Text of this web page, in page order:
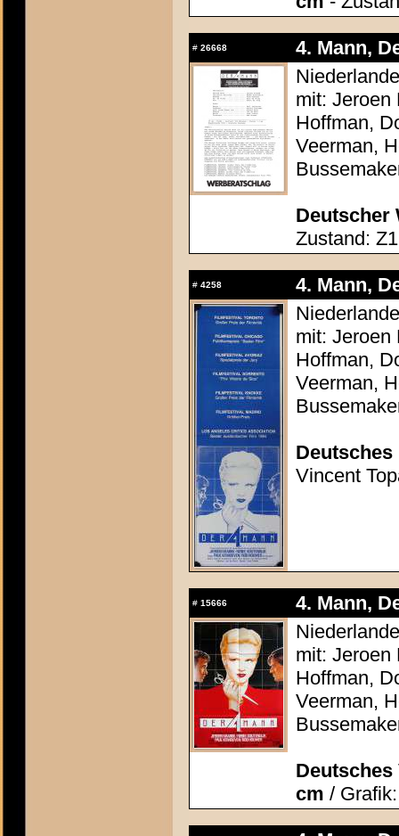
# 26668
4. Mann,
mit: Jeroen
Hoffman,
Veerman,
Deutscher
Zustand: Z1
# 4258
4. Mann,
mit: Jeroen
Hoffman,
Veerman,
Vincent
# 15666
4. Mann,
mit: Jeroen
Hoffman,
Veerman,
Deutsches
cm /